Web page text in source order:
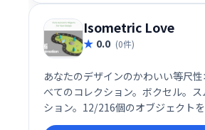
制作をサポートします。
Isometric Love
0.0 (0件)
あなたのデザインのかわいい等尺
べてのコレクション。ボクセル。
ション。12/216個のオブジェクトを